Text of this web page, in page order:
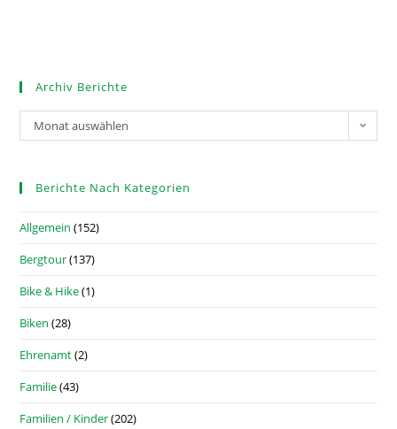
Archiv Berichte
Monat auswählen
Berichte Nach Kategorien
Allgemein (152)
Bergtour(137)
Bike & Hike(1)
Biken (28)
Ehrenamt(2)
Familie(43)
Familien / Kinder(202)